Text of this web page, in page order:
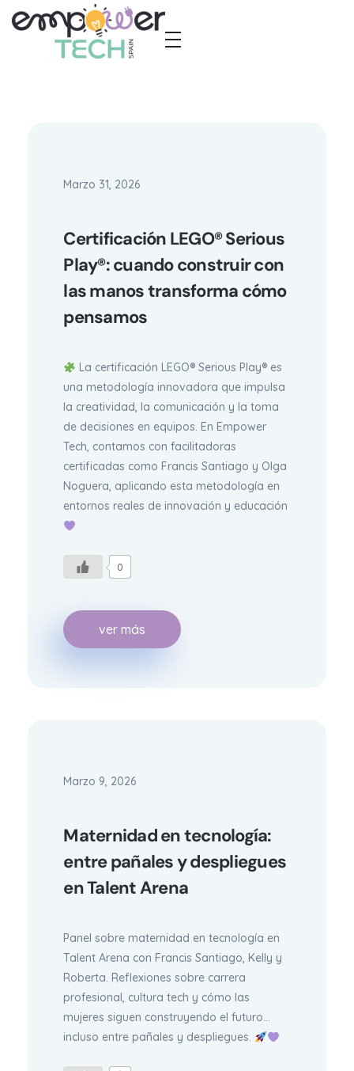
Marzo 31, 2026
Certificación LEGO® Serious
Play®: cuando construir con
las manos transforma cómo
pensamos
La certificación LEGO® Serious Play® es
una metodología innovadora que impulsa
la creatividad, la comunicación y la toma
de decisiones en equipos. En Empower
Tech, contamos con facilitadoras
certificadas como Francis Santiago y Olga
Noguera, aplicando esta metodología en
entornos reales de innovación y educación
0
ver más
Marzo 9, 2026
Maternidad en tecnología:
entre pañales y despliegues
en Talent Arena
Panel sobre maternidad en tecnología en
Talent Arena con Francis Santiago, Kelly y
Roberta. Reflexiones sobre carrera
profesional, cultura tech y cómo las
mujeres siguen construyendo el futuro…
incluso entre pañales y despliegues.